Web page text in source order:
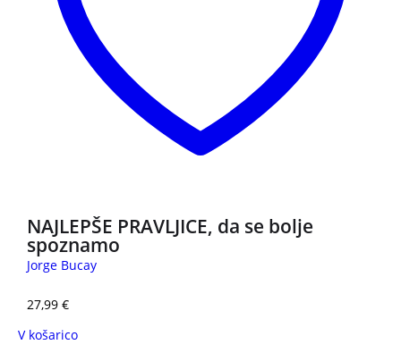
NAJLEPŠE PRAVLJICE, da se bolje
spoznamo
Jorge Bucay
27,99 €
V košarico